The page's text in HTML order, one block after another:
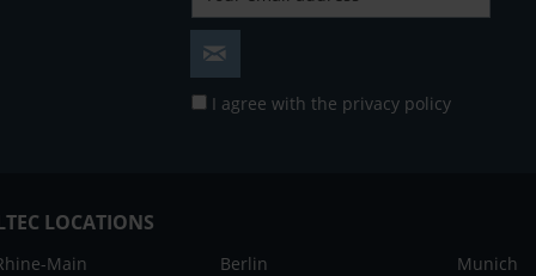
I agree with the privacy policy
LOCATIONS
Main
Berlin
Munich